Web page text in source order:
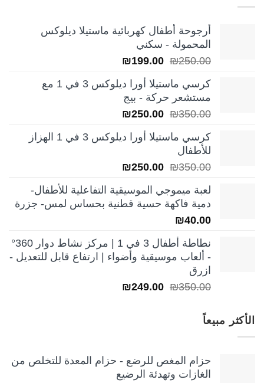
أرجوحة أطفال كهربائية ماستيلا ديلوكس
المحمولة - سكني
₪250.00
السعر
هو:
₪250.00.
₪199.00
هو:
كرسي ماستيلا أورا ديلوكس 3 في 1 مع
مستشعر حركة - بيج
₪350.00
السعر
هو:
₪250.00
هو:
كرسي ماستيلا أورا ديلوكس 3 في 1 الهزاز
للأطفال
₪350.00
السعر
هو:
₪350.00.
₪250.00
هو:
₪250.00.
لعبة ميموجي الموسيقية التفاعلية للأطفال-
دمية فاكهة حسية قطنية بحساس لمس- جزرة
₪40.00
نطاطة أطفال 3 في 1 | مركز نشاط دوار 360°
- ألعاب موسيقية وأضواء | ارتفاع قابل للتعديل -
ازرق
₪350.00
السعر ₪249.00
الأكثر مبيعاً
حزام المغص للرضع - حزام المعدة للتخلص من
الغازات وتهدئة الرضيع